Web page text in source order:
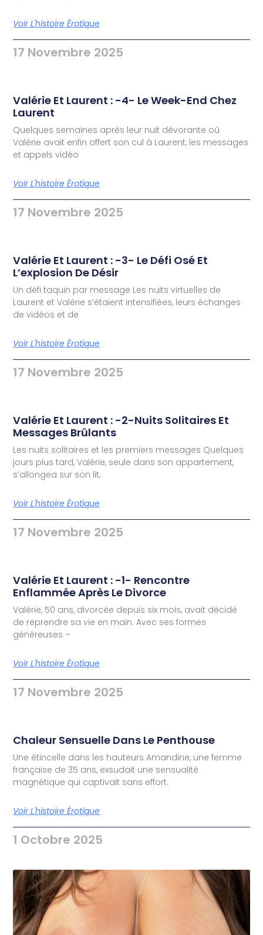
Voir L'histoire Érotique
17 Novembre 2025
Valérie Et Laurent : -4- Le Week-End Chez
Laurent
Quelques semaines après leur nuit dévorante où
Valérie avait enfin offert son cul à Laurent, les messages
et appels vidéo
Voir L'histoire Érotique
17 Novembre 2025
Valérie Et Laurent : -3- Le Défi Osé Et
L’explosion De Désir
Un défi taquin par message Les nuits virtuelles de
Laurent et Valérie s’étaient intensifiées, leurs échanges
de vidéos et de
Voir L'histoire Érotique
17 Novembre 2025
Valérie Et Laurent : -2-Nuits Solitaires Et
Messages Brûlants
Les nuits solitaires et les premiers messages Quelques
jours plus tard, Valérie, seule dans son appartement,
s’allongea sur son lit,
Voir L'histoire Érotique
17 Novembre 2025
Valérie Et Laurent : -1- Rencontre
Enflammée Après Le Divorce
Valérie, 50 ans, divorcée depuis six mois, avait décidé
de reprendre sa vie en main. Avec ses formes
généreuses –
Voir L'histoire Érotique
17 Novembre 2025
Chaleur Sensuelle Dans Le Penthouse
Une étincelle dans les hauteurs Amandine, une femme
française de 35 ans, exsudait une sensualité
magnétique qui captivait sans effort.
Voir L'histoire Érotique
1 Octobre 2025